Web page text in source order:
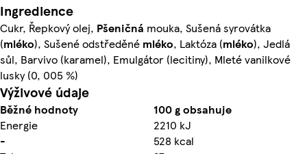
Ingredience
Cukr, Řepkový olej, Pšeničná mouka, Sušená syrovátka
(mléko), Sušené odstředěné mléko, Laktóza (mléko), Jedlá
sůl, Barvivo (karamel), Emulgátor (lecitiny), Mleté vanilkové
lusky (0, 005 %)
Výživové údaje
Běžné hodnoty
100 g obsahuje
Energie
2210 kJ
-
528 kcal